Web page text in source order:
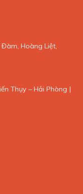
Hoàng Liệt,
Thụy – Hải Phòng |